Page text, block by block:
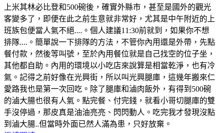
上米其林必比登和500碗後，確實外縣市，甚至是國外的觀光
客變多了，即便在此之前生意就非常好，尤其是中午附近的上
班族包便當人氣不絕....。個人建議11:30前就到，如果你不想
排隊....。簡單說一下排隊的方法，不管你內用還是外帶，先點
餐付款，然後等叫號，至於內用餐位就是自己找空的位子坐，
其他都自助。內用的環境以小吃店來說算是相當乾淨，也有冷
氣。記得之前好像在光興街，所以叫光興腿庫，這幾年搬來仁
愛路我也是第一次回吃。除了腿庫和滷肉飯外，有得到500碗
的滷大腸也很有人氣。點完餐、付完錢，就看小哥切腿庫的雙
手沒停過，那皮真是油油亮亮、閃閃動人。吃完我才發現沒點
到滷大腸..但當時外面已然人滿為患，只好放棄。